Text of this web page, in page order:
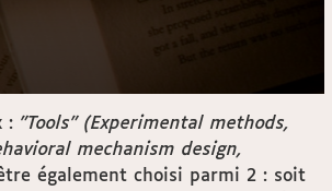
: "Tools" (Experimental methods,
mechanism design,
également choisi parmi 2 : soit